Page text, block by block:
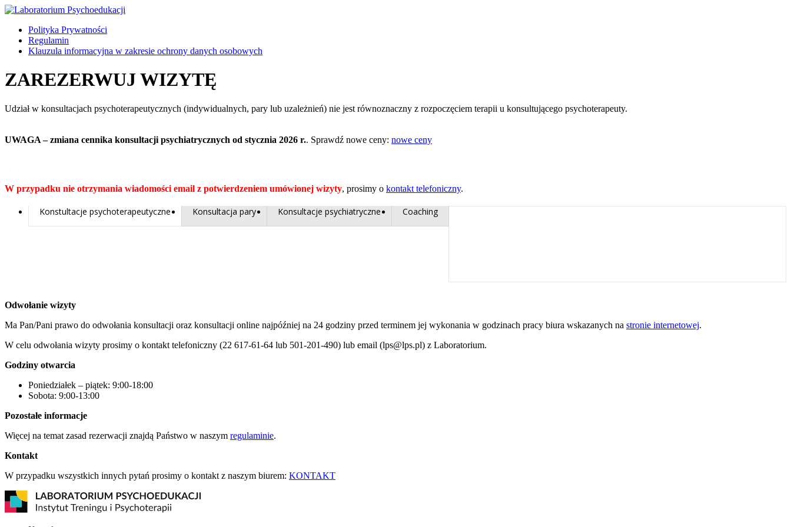
Polityka Prywatności
Regulamin
Klauzula informacyjna w zakresie ochrony danych osobowych
ZAREZERWUJ WIZYTĘ
Udział w konsultacjach psychoterapeutycznych (indywidualnych, pary lub uzależnień) nie jest równoznaczny z rozpoczęciem terapii u konsultującego psychoterapeuty.
UWAGA – zmiana cennika konsultacji psychiatrycznych od stycznia 2026 r.. Sprawdź nowe ceny: nowe ceny
W przypadku nie otrzymania wiadomości email z potwierdzeniem umówionej wizyty, prosimy o kontakt telefoniczny.
Konstultacje psychoterapeutyczne Konsultacja pary Konsultacje psychiatryczne Coaching
Odwołanie wizyty
Ma Pan/Pani prawo do odwołania konsultacji oraz konsultacji online najpóźniej na 24 godziny przed terminem jej wykonania w godzinach pracy biura wskazanych na stronie internetowej.
W celu odwołania wizyty prosimy o kontakt telefoniczny (22 617-61-64 lub 501-201-490) lub email (lps@lps.pl) z Laboratorium.
Godziny otwarcia
Poniedziałek – piątek: 9:00-18:00
Sobota: 9:00-13:00
Pozostałe informacje
Więcej na temat zasad rezerwacji znajdą Państwo w naszym regulaminie.
Kontakt
W przypadku wszystkich innych pytań prosimy o kontakt z naszym biurem: KONTAKT